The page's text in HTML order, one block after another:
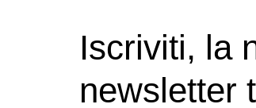
Iscriviti, la
newsletter